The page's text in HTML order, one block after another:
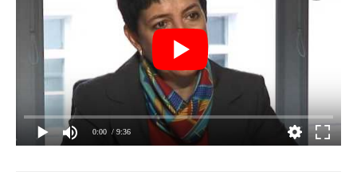
0:00 / 9:36